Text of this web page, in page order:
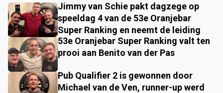
Jimmy van Schie pakt dagzege op
speeldag 4 van de 53e Oranjebar
Super Ranking en neemt de leiding
53e Oranjebar Super Ranking valt ten
prooi aan Benito van der Pas
Pub Qualifier 2 is gewonnen door
Michael van de Ven, runner-up werd